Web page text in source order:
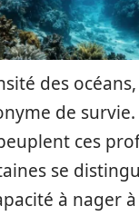
des
de
ces
se
à nager